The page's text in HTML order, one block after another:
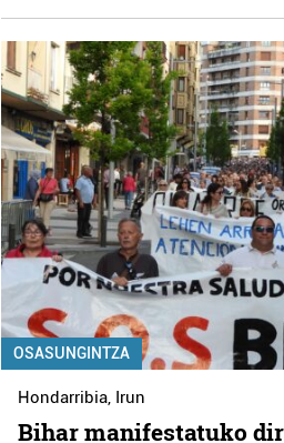
OSASUNGINTZA
Hondarribia, Irun
Bihar manifestatuko